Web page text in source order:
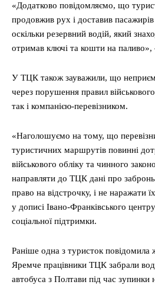
«Додатково повідомляємо, що
продовжив рух і доставив
оскільки резервний водій, який
отримав ключі та кошти на
У ТЦК також зауважили, що
через порушення правил
так і компанією-перевізником.
«Наголошуємо на тому, що
туристичних маршрутів повинні
військового обліку та чинного
направляти до ТЦК дані про
право на відстрочку, і не наражати
у дописі Івано-Франківського
соціальної підтримки.
Раніше одна з туристок повідомила
Яремче працівники ТЦК забрали
автобуса з Полтави під час